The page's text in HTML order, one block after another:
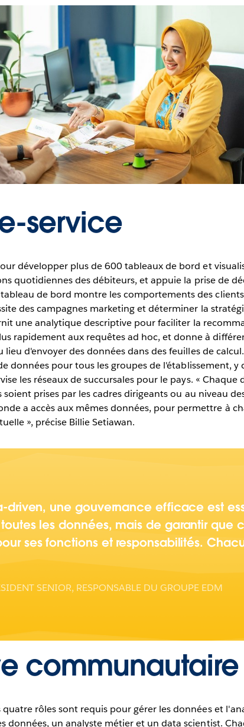
service
développer plus de 600 tableaux de bord et
quotidiennes des débiteurs, et appuie la prise de
de bord montre les comportements des
des campagnes marketing et déterminer la
une analytique descriptive pour faciliter la
rapidement aux requêtes ad hoc, et donne à
lieu d'envoyer des données dans des feuilles de
données pour tous les groupes de l'établissement, y
les réseaux de succursales pour le pays. «
prises par les cadres dirigeants ou au niveau
a accès aux mêmes données, pour permettre à
», précise Billie Setiawan.
driven, une gouvernance efficace est
les données, mais de garantir que
ses fonctions et responsabilités.
SENIOR, RESPONSABLE DU GROUPE EDM
communautaire
rôles sont requis pour gérer les données et
données, un analyste métier et un data scientist.